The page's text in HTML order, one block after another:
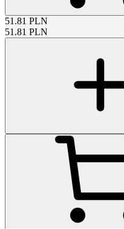
51.81 PLN
51.81 PLN